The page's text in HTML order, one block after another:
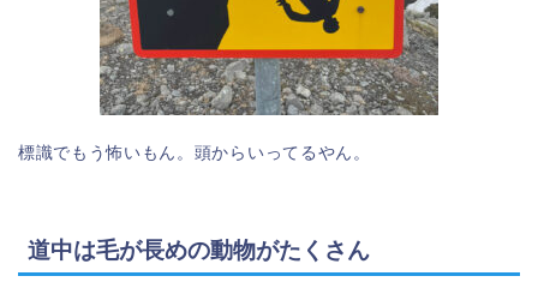
標識でもう怖いもん。頭からいってるやん。
道中は毛が長めの動物がたくさん